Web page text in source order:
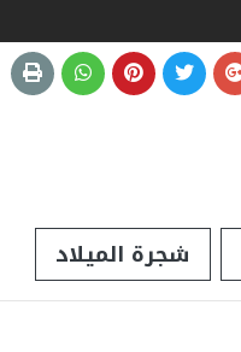
شجرة الميلاد